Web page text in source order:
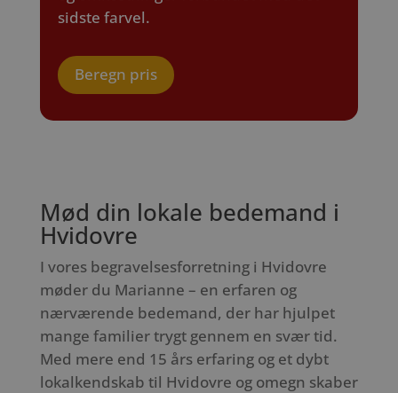
sidste farvel.
Beregn pris
Mød din lokale bedemand i
Hvidovre
I vores begravelsesforretning i Hvidovre
møder du Marianne – en erfaren og
nærværende bedemand, der har hjulpet
mange familier trygt gennem en svær tid.
Med mere end 15 års erfaring og et dybt
lokalkendskab til Hvidovre og omegn skaber